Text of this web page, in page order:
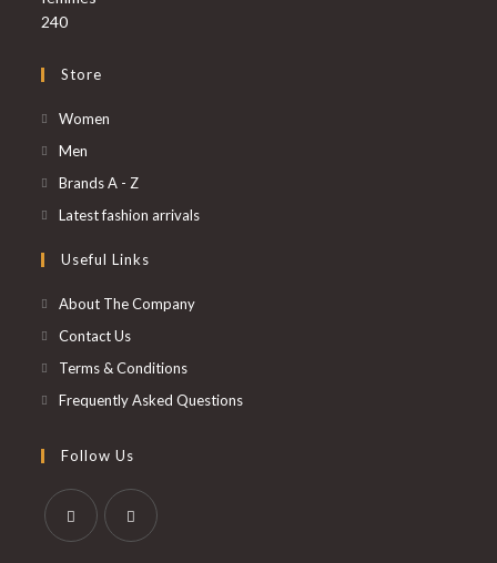
Store
Women
un
Men
dans
un
onglet
Brands A - ZS’ouvre
dans
nouvel
Latest fashion arrivalsS’ouvre
Useful Links
About The Company
Contact Us
Terms & Conditions
Frequently Asked Questions
Follow Us